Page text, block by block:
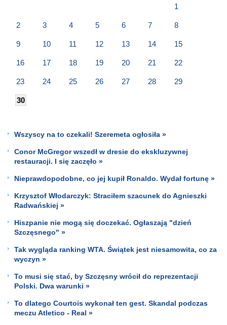
1
2 3 4 5 6 7 8
9 10 11 12 13 14 15
16 17 18 19 20 21 22
23 24 25 26 27 28 29
30
Wszyscy na to czekali! Szeremeta ogłosiła »
Conor McGregor wszedł w dresie do ekskluzywnej
restauracji. I się zaczęło »
Nieprawdopodobne, co jej kupił Ronaldo. Wydał fortunę »
Krzysztof Włodarczyk: Straciłem szacunek do Agnieszki
Radwańskiej »
Hiszpanie nie mogą się doczekać. Ogłaszają "dzień
Szczęsnego" »
Tak wygląda ranking WTA. Świątek jest niesamowita, co za
wyczyn »
To musi się stać, by Szczęsny wrócił do reprezentacji
Polski. Dwa warunki »
To dlatego Courtois wykonał ten gest. Skandal podczas
meczu Atletico - Real »